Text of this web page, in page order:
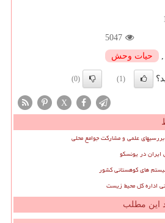
5047
, حیات وحش
(1)
(0)
X
علمی و مشارکت جوامع محلی
ایران در یونسکو
های کوهستانی کشور
این مطلب